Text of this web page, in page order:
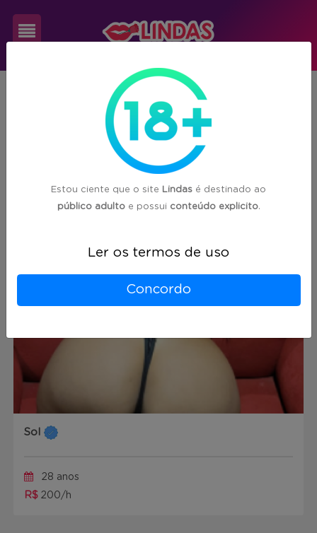
Limoeiro do Norte
acompanhante(s) encontrada(s) em
Limoeiro do Norte/CE
Sol
28 anos
R$ 200/h
Estou ciente que o site Lindas é destinado ao
público adultoe possui conteúdo explicito.
Ler os termos de uso
Concordo